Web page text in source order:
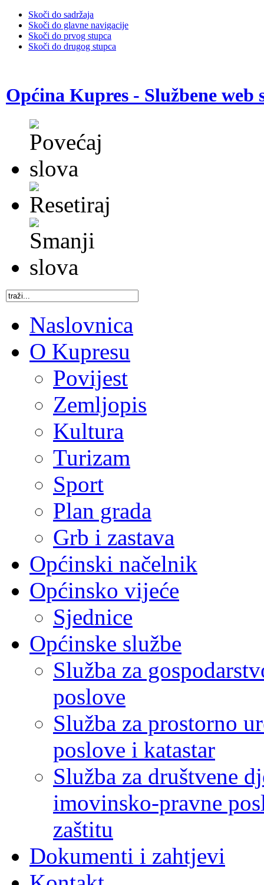
Skoči do sadržaja
Skoči do glavne navigacije
Skoči do prvog stupca
Skoči do drugog stupca
Općina Kupres - Službene web
Naslovnica
O Kupresu
Povijest
Zemljopis
Kultura
Turizam
Sport
Plan grada
Grb i zastava
Općinski načelnik
Općinsko vijeće
Sjednice
Općinske službe
Služba za
poslove
Služba za prostorno
poslove i katastar
Služba za društvene
imovinsko-pravne
zaštitu
Dokumenti i zahtjevi